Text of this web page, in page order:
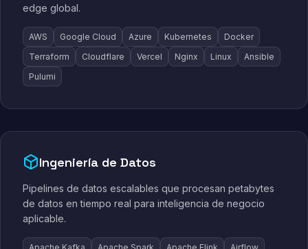
edge global.
AWS Google Cloud Azure Kubernetes
Docker
Terraform
Cloudflare Vercel Nginx Linux
Ansible
Pulumi
Ingeniería de Datos
Pipelines de datos escalables que procesan petabytes
de datos en tiempo real para inteligencia de negocio
aplicable.